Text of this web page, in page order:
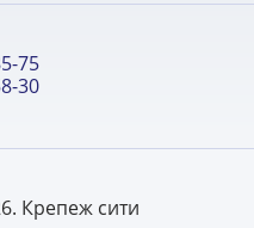
75
30
Крепеж сити